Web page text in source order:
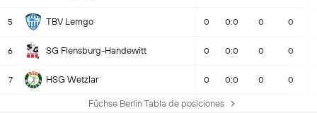
5 TBV Lemgo 0 0:0 0 0
6 SG Flensburg-Handewitt 0 0:0 0 0
7 HSG Wetzlar 0 0:0 0 0
Füchse Berlin Tabla de posiciones